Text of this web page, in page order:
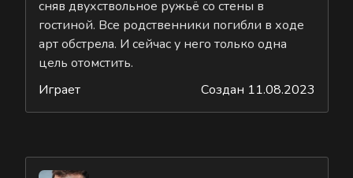
сняв двухствольное ружьё со стены в
гостиной. Все родственники погибли в ходе
арт обстрела. И сейчас у него только одна
цель отомстить.
Играет
Создан 11.08.2023